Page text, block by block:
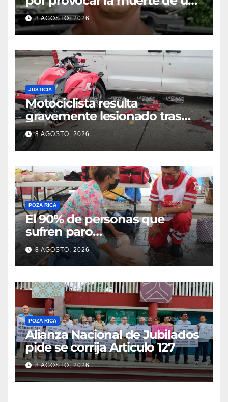
adulto mayor
8 AGOSTO, 2026
JUSTICIA
Motociclista resulta
gravemente lesionado tras
choque en la colonia Ricardo
Flores Magón
8 AGOSTO, 2026
POZA RICA
El 90% de personas que
sufren paro
cardiorrespiratorio mueren
8 AGOSTO, 2026
POZA RICA
Alianza Nacional de Jubilados
pide se corrija Articulo 127
8 AGOSTO, 2026